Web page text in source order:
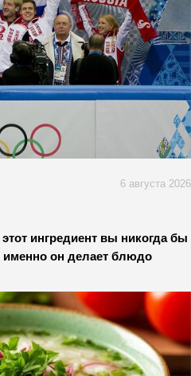
6 августа 2026
ингредиент вы никогда бы
именно он делает блюдо